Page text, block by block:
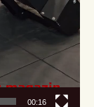
00:16